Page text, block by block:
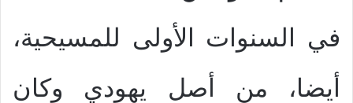
في السنوات الأولى للمسيحية،
أيضا، من أصل يهودي وكان